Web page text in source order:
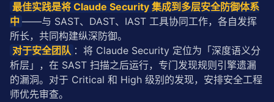
最佳实践是将 Claude Security 集成到多层安全防御体系
中 ——与 SAST、DAST、IAST 工具协同工作，各自发挥
所长，共同构建纵深防御。
对于安全团队 ：将 Claude Security 定位为「深度语义分
析层」，在 SAST 扫描之后运行，专门发现规则引擎遗漏
的漏洞。对于 Critical 和 High 级别的发现，安排安全工程
师优先审查。